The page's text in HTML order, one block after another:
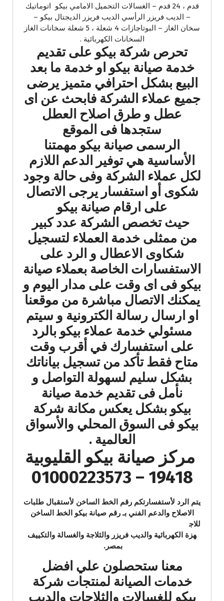
قدم ، 24 قدم – الغسالات التحميل الامامي بيكو اتوماتيك
– الديب فريزر الرأسي الديب فريزر الديجتال بيكو –
سخان الغاز – البوتاجازات 4 شعلة ، 5 شعلة سخانات الغاز
السخانات الكهربائية .
تحرص شركة بيكو على تقديم
خدمة صيانة بيكو او خدمة ما بعد
البيع بشكل احترافي متميز يرضى
جميع عملاء الشركة فابحث عن اى
عطل و طرق اصلاح العطل
ستجدها فى الموقع
الرسمى صيانة بيكو مهمتنا
الأساسية هي توفير الدعم اللازم
لكل عملاء الشركة وفى حالة وجود
شكوى أو استفسار يرجى الاتصال
على ارقام صيانة بيكو
حيث تخصص الشركة عدد كبير
من ممثلى خدمة العملاء لتسجيل
شكاوى الاعطال و الرد على
الاستفسارات الخاصة بعملاء صيانة
بيكو فى اى وقت على مدار اليوم و
يمكنك الاتصال مباشرة من موقعنا
او ارسال رسالة الكترونية و سيتم
مسئولي خدمة عملاء بيكو بالرد
على استفسارك في أقرب وقت
متاح فقط تأكد من تسجيل بياناتك
بشكل سليم لسهولة التواصل و
نأمل فى تقديم خدمة صيانة
بيكو بشكل يعكس مكانة شركة
بيكو فى السوق المحلي والأسواق
العالمية .
مركز صيانة بيكو القليوبية
19418 – 01000223573
يتم الرد لأستفسارتكم رقم الخط الساخن لأستقبال طلبات
الاصلاح والدعم الفني بـ رقم صيانة بيكو الخط الساخن
للاج
هزة الكهربائية والديب فريزر والثلاجة والغسالة والتكييف
بمصر.
معنا ستحصلون علي افضل
خدمات الصيانة لمنتجات شركة
بيكو للغسالات والثلاجات والديب